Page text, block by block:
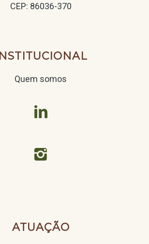
CEP: 86036-370
INSTITUCIONAL
Quem somos


ATUAÇÃO